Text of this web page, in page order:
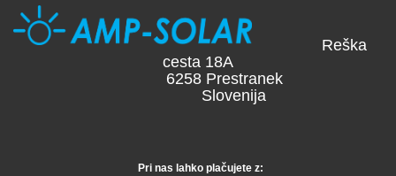
Reška
cesta 18A
6258 Prestranek
Slovenija
Pri nas lahko plačujete z: